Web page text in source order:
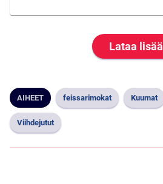
Lataa lisää
AIHEET feissarimokat Kuumat
Viihdejutut